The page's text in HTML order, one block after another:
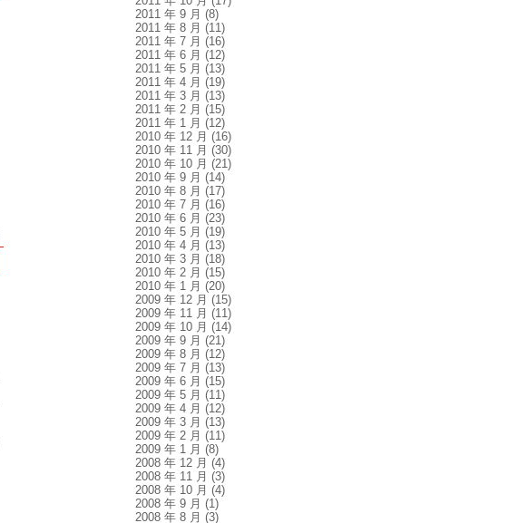
2011 年 9 月 (8)
2011 年 8 月 (11)
2011 年 7 月 (16)
2011 年 6 月 (12)
2011 年 5 月 (13)
2011 年 4 月 (19)
2011 年 3 月 (13)
2011 年 2 月 (15)
2011 年 1 月 (12)
2010 年 12 月 (16)
2010 年 11 月 (30)
2010 年 10 月 (21)
2010 年 9 月 (14)
2010 年 8 月 (17)
2010 年 7 月 (16)
2010 年 6 月 (23)
2010 年 5 月 (19)
2010 年 4 月 (13)
2010 年 3 月 (18)
2010 年 2 月 (15)
2010 年 1 月 (20)
2009 年 12 月 (15)
2009 年 11 月 (11)
2009 年 10 月 (14)
2009 年 9 月 (21)
2009 年 8 月 (12)
2009 年 7 月 (13)
2009 年 6 月 (15)
2009 年 5 月 (11)
2009 年 4 月 (12)
2009 年 3 月 (13)
2009 年 2 月 (11)
2009 年 1 月 (8)
2008 年 12 月 (4)
2008 年 11 月 (3)
2008 年 10 月 (4)
2008 年 9 月 (1)
2008 年 8 月 (3)